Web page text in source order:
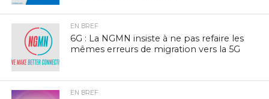
EN BREF
6G : La NGMN insiste à ne pas refaire les
mêmes erreurs de migration vers la 5G
EN BREF